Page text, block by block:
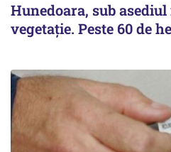
Hunedoara, sub
vegetație. Peste 60 de